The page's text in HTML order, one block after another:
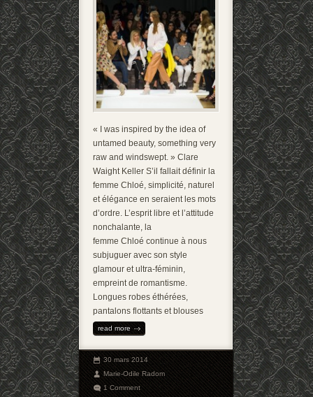
« I was inspired by the idea of
untamed beauty, something very
raw and windswept. » Clare
Waight Keller S’il fallait définir la
femme Chloé, simplicité, naturel
et élégance en seraient les mots
d’ordre. L’esprit libre et l’attitude
nonchalante, la
femme Chloé continue à nous
subjuguer avec son style
glamour et ultra-féminin,
empreint de romantisme.
Longues robes éthérées,
pantalons flottants et blouses
read more
30 mars 2014
Marie-Odile Radom
1 Comment